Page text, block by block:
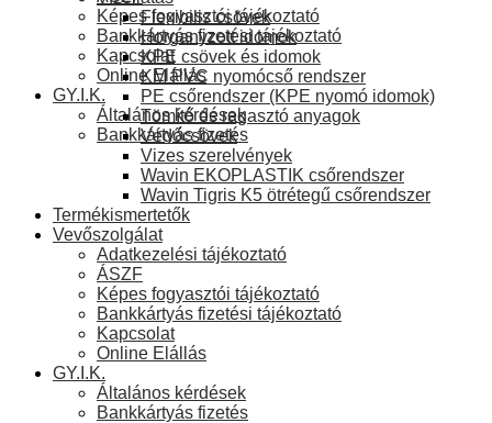
Képes fogyasztói tájékoztató
Bankkártyás fizetési tájékoztató
Kapcsolat
Online Elállás
GY.I.K.
Általános kérdések
Bankkártyás fizetés
Flexibilis csövek
Horganyzott idomok
KPE csövek és idomok
KM PVC nyomócső rendszer
PE csőrendszer (KPE nyomó idomok)
Tömítő és ragasztó anyagok
Védőcsövek
Vizes szerelvények
Wavin EKOPLASTIK csőrendszer
Wavin Tigris K5 ötrétegű csőrendszer
Termékismertetők
Vevőszolgálat
Adatkezelési tájékoztató
ÁSZF
Képes fogyasztói tájékoztató
Bankkártyás fizetési tájékoztató
Kapcsolat
Online Elállás
GY.I.K.
Általános kérdések
Bankkártyás fizetés